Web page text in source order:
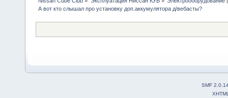
А вот кто слышал про установку доп.аккумулятора д/вебасты?
SMF